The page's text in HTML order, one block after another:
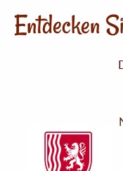
Entdecken